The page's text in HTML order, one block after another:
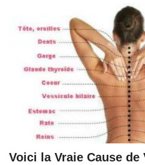
Voici la Vraie Cause de